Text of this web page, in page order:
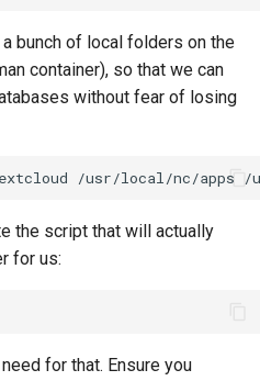
bunch of local folders on the
container), so that we can
without fear of losing
/usr/local/nc/apps /
the script that will actually
for us:
for that. Ensure you